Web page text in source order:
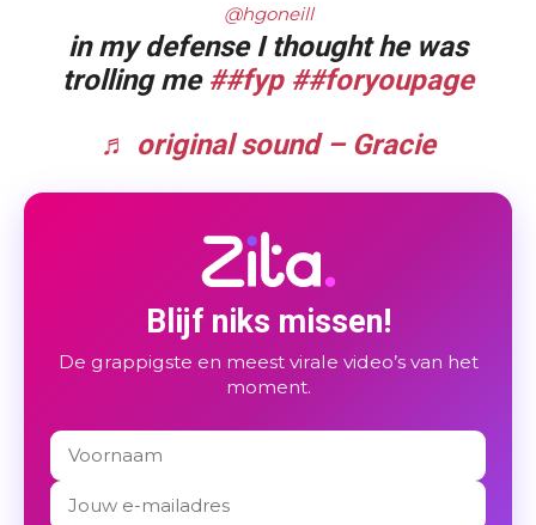
@hgoneill
in my defense I thought he was
trolling me ##fyp ##foryoupage
♬ original sound – Gracie
Blijf niks missen!
De grappigste en meest virale video’s van het
moment.